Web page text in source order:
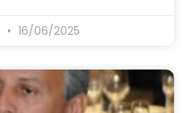
16/06/2025